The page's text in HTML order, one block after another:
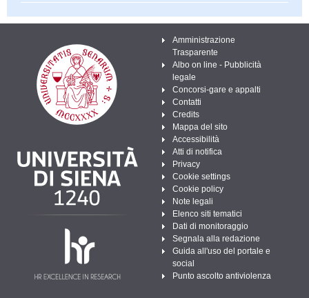
Amministrazione
Trasparente
Albo on line - Pubblicità
legale
Concorsi-gare e appalti
Contatti
Credits
Mappa del sito
Accessibilità
Atti di notifica
Privacy
Cookie settings
Cookie policy
Note legali
Elenco siti tematici
Dati di monitoraggio
Segnala alla redazione
Guida all'uso del portale e
social
Punto ascolto antiviolenza